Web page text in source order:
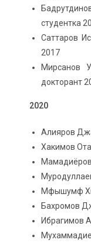
студентка
Саттаров
2017
Мирсанов
докторант
2020
Алияров
Хакимов
Мфышумф
Бахромов
Ибрагимов